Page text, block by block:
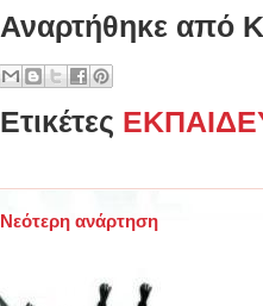
Αναρτήθηκε από
Ετικέτες
Νεότερη ανάρτηση